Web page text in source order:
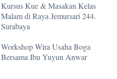
Kursus Kue & Masakan Kelas
Malam di Raya Jemursari 244.
Surabaya
Workshop Wira Usaha Boga
Bersama Ibu Yuyun Anwar